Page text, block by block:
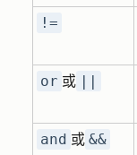
!=
or 或 ||
and 或 &&